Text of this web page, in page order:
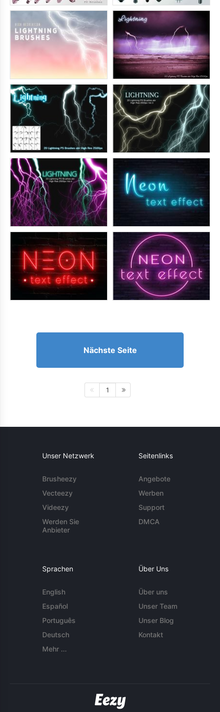
Nächste Seite
1
Unser Netzwerk
Brusheezy
Vecteezy
Videezy
Werden Sie
Anbieter
Seitenlinks
Angebote
Werben
Support
DMCA
Sprachen
English
Español
Português
Deutsch
Mehr ...
Über Uns
Über uns
Unser Team
Unser Blog
Kontakt